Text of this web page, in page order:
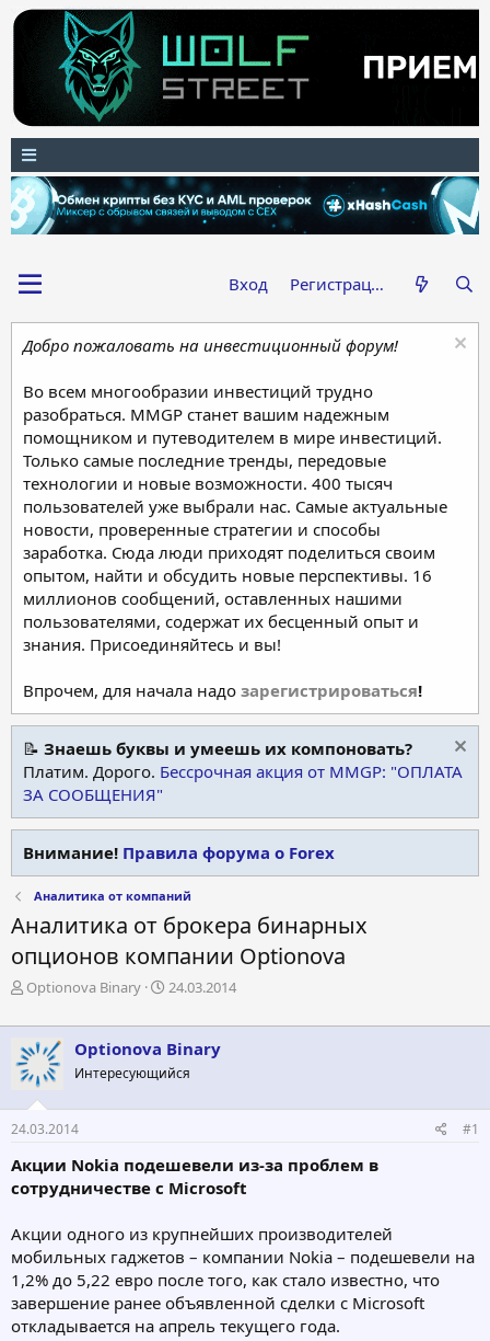
Вход Регистрация
Добро пожаловать на инвестиционный форум!
Во всем многообразии инвестиций трудно
разобраться. MMGP станет вашим надежным
помощником и путеводителем в мире инвестиций.
Только самые последние тренды, передовые
технологии и новые возможности. 400 тысяч
пользователей уже выбрали нас. Самые актуальные
новости, проверенные стратегии и способы
заработка. Сюда люди приходят поделиться своим
опытом, найти и обсудить новые перспективы. 16
миллионов сообщений, оставленных нашими
пользователями, содержат их бесценный опыт и
знания. Присоединяйтесь и вы!
Впрочем, для начала надо зарегистрироваться!
📝 Знаешь буквы и умеешь их компоновать?
Платим. Дорого. Бессрочная акция от MMGP: "ОПЛАТА
ЗА СООБЩЕНИЯ"
Внимание! Правила форума о Forex
Аналитика от компаний
Аналитика от брокера бинарных
опционов компании Optionova
А
т
о
р
т
е
м
ы
Optionova Binary
Д
т
а
н
а
ч
л
а
24.03.2014
Optionova Binary
Интересующийся
24.03.2014 #1
Акции Nokia подешевели из-за проблем в
сотрудничестве с Microsoft
Акции одного из крупнейших производителей
мобильных гаджетов – компании Nokia – подешевели на
1,2% до 5,22 евро после того, как стало известно, что
завершение ранее объявленной сделки с Microsoft
откладывается на апрель текущего года.